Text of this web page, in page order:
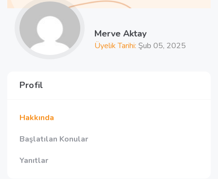
Merve Aktay
Üyelik Tarihi: Şub 05, 2025
Profil
Hakkında
Başlatılan Konular
Yanıtlar